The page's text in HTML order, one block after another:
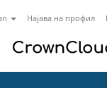
Најава на профил